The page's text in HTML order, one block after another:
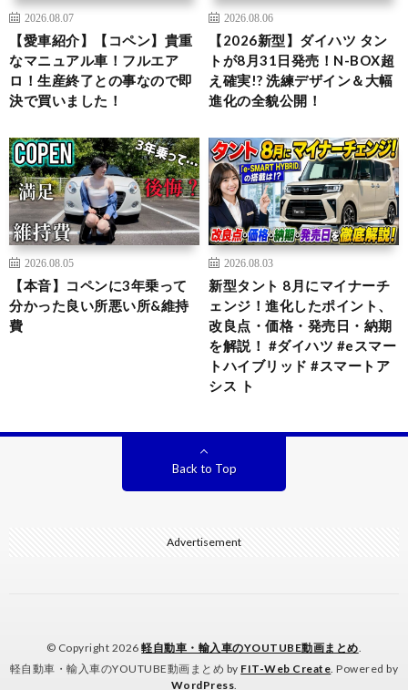
2026.08.07
【愛車紹介】【コペン】貴重
なマニュアル車！フルエア
ロ！生産終了との事なので即
決で買いました！
2026.08.06
【2026新型】ダイハツ タン
トが8月31日発売！N-BOX超
え確実!? 洗練デザイン＆大幅
進化の全貌公開！
2026.08.05
【本音】コペンに3年乗って
分かった良い所悪い所&維持
費
2026.08.03
新型タント 8月にマイナーチ
ェンジ！進化したポイント、
改良点・価格・発売日・納期
を解説！ #ダイハツ #eスマー
トハイブリッド #スマートア
シス ト
Back to Top
Advertisement
© Copyright 2026軽自動車・輸入車のYOUTUBE動画まとめ.
軽自動車・輸入車のYOUTUBE動画まとめ by FIT-Web Create. Powered by
WordPress.